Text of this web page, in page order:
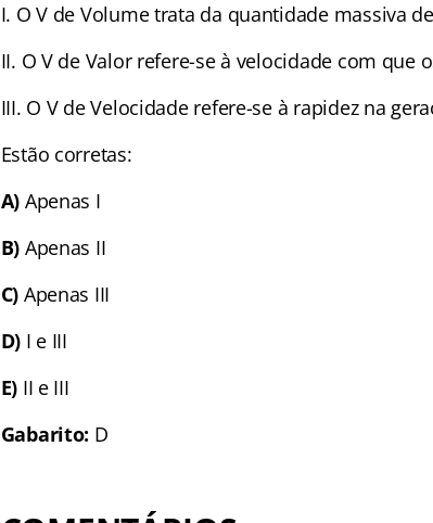
I. O V de Volume trata da quantidade massiva
II. O V de Valor refere-se à velocidade com que
III. O V de Velocidade refere-se à rapidez na
Estão corretas:
A) Apenas I
B) Apenas II
C) Apenas III
D) I e III
E) II e III
Gabarito: D